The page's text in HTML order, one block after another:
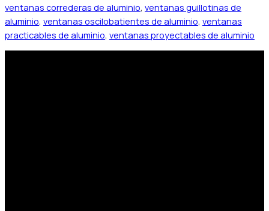
ventanas correderas de aluminio, ventanas guillotinas de
aluminio, ventanas oscilobatientes de aluminio, ventanas
practicables de aluminio, ventanas proyectables de aluminio